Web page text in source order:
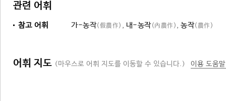
관련 어휘
참고 어휘 가-농작(假農作) , 내-농작(內農作) , 농작(農作)
어휘 지도 (마우스로 어휘 지도를 이동할 수 있습니다.) 이용 도움